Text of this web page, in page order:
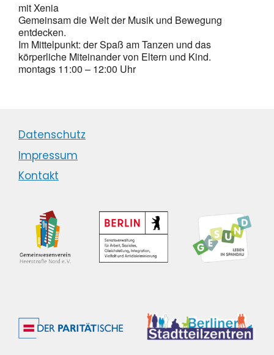
mit Xenia
Gemeinsam die Welt der Musik und Bewegung
entdecken.
Im Mittelpunkt: der Spaß am Tanzen und das
körperliche Miteinander von Eltern und Kind.
montags 11:00 – 12:00 Uhr
Datenschutz
Impressum
Kontakt